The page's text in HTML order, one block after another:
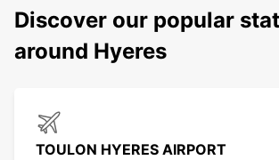
Discover our popular
around Hyeres
TOULON HYERES AIRPORT